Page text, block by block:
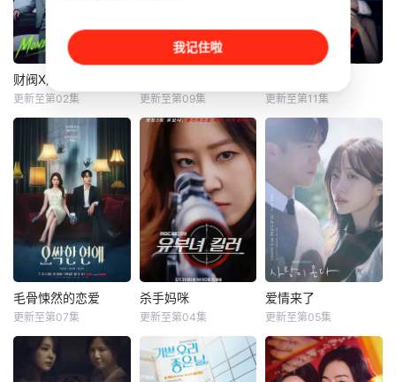
姜相准
财阀富三代警察陈
利手（安普贤 饰）
华丽回归，完美蜕
变为成熟专业的刑
警，继续以财力同
实力展开查案历险
记。新上司朱惠拉
（郑恩彩 饰）空
降，两个性格不合
的拍挡将联手破
财阀X刑警第二季
更新至第02集
朴炳垠
曾经的帮派老大急
需现金，于是和有
志成为律师的同伴
合作，打算窃取住
宅社区的储备基
金，却意外揭开深
藏的腐败真相。
更新至第09集
神经外科权威
姜泰柱（南宫珉
饰）因为老婆高世
允（李雪 饰）在提
出离婚的第二日突
然遭到神秘绑架，
瞬间被警方
更新至第11集
毛骨悚然的恋爱
邕圣祐
一名能看见鬼魂的
毛骨悚然的恋爱
更新至第07集
杀手妈咪
35岁的俞宝娜过
着相夫教子的普通
杀手妈咪
更新至第04集
爱情来了
8일 하니 소속
사 써브라임 측은 O
爱情来了
更新至第05集
我记住啦